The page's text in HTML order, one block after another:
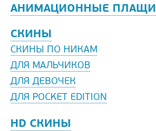
АНИМАЦИОННЫЕ ПЛАЩИ
СКИНЫ
СКИНЫ ПО НИКАМ
ДЛЯ МАЛЬЧИКОВ
ДЛЯ ДЕВОЧЕК
ДЛЯ POCKET EDITION
HD СКИНЫ